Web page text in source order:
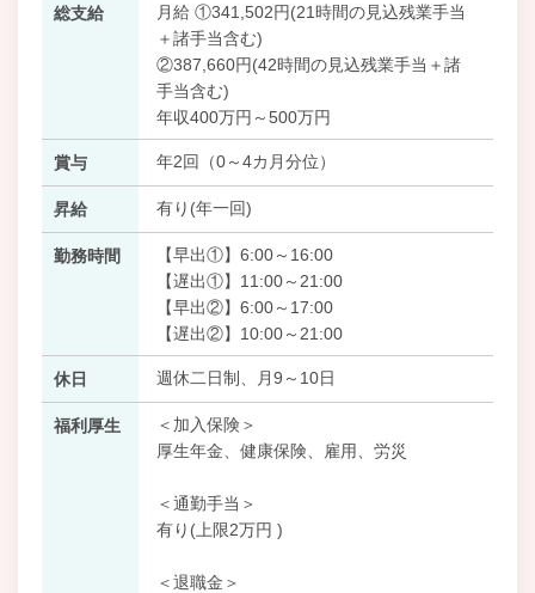
総支給
月給 ①341,502円(21時間の見込残業手当
＋諸手当含む)
②387,660円(42時間の見込残業手当＋諸
手当含む)
年収400万円～500万円
賞与 年2回（0～4カ月分位）
昇給 有り(年一回)
勤務時間
【早出①】6:00～16:00
【遅出①】11:00～21:00
【早出②】6:00～17:00
【遅出②】10:00～21:00
休日 週休二日制、月9～10日
福利厚生
＜加入保険＞
厚生年金、健康保険、雇用、労災
＜通勤手当＞
有り(上限2万円 )
＜退職金＞